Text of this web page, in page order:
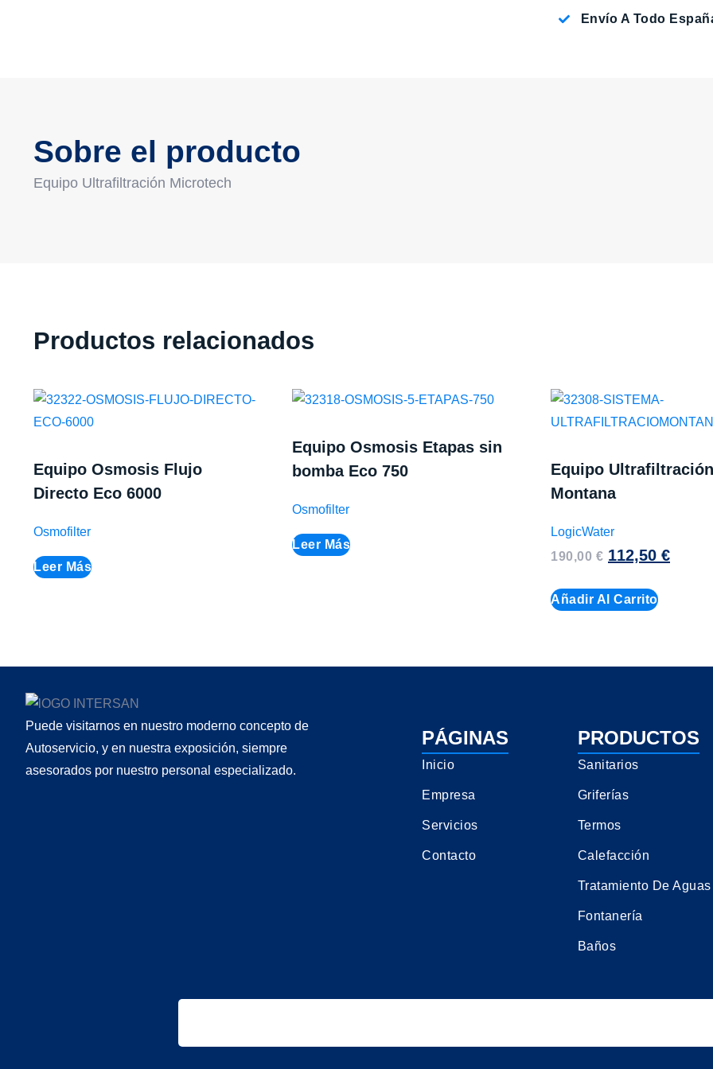
Envío A Todo
Sobre el producto
Equipo Ultrafiltración Microtech
Productos relacionados
Equipo Osmosis Flujo
Directo Eco 6000
Osmofilter
Leer Más
Equipo Osmosis Etapas sin
bomba Eco 750
Osmofilter
Leer Más
Equipo
Montana
LogicWater
190,00 € 112,50 €
Añadir Al Carrito
Puede visitarnos en nuestro moderno concepto de
Autoservicio, y en nuestra exposición, siempre
asesorados por nuestro personal especializado.
PÁGINAS
Inicio
Empresa
Servicios
Contacto
PRODUCTOS
Sanitarios
Griferías
Termos
Calefacción
Tratamiento De Aguas
Fontanería
Baños